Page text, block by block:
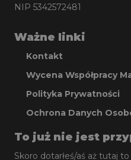
NIP 5342572481
Ważne linki
Kontakt
Wycena Współpracy
Polityka Prywatności
Ochrona Danych
To już nie jest
Skoro dotarłeś/aś aż tutaj